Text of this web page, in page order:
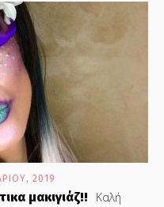
2019
μακιγιάζ!!
Καλή